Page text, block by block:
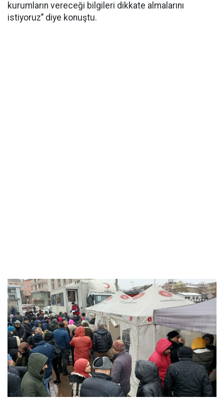
kurumların vereceği bilgileri dikkate almalarını
istiyoruz’’ diye konuştu.